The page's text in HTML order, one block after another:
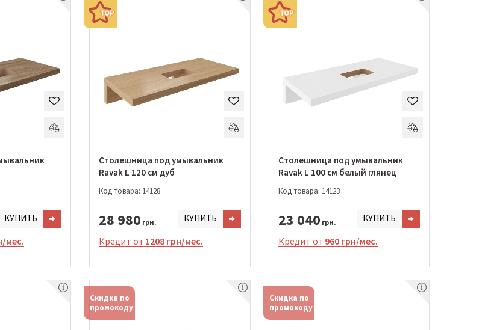
КУПИТЬ
мес.
Столешница под умывальник
Ravak L 120 см дуб
Код товара: 14128
28 980 грн. КУПИТЬ
Кредит от 1208 грн/мес.
Столешница под умывальник
Ravak L 100 см белый глянец
Код товара: 14123
23 040 грн. КУПИТЬ
Кредит от 960 грн/мес.
Скидка по
промокоду
Скидка по
промокоду